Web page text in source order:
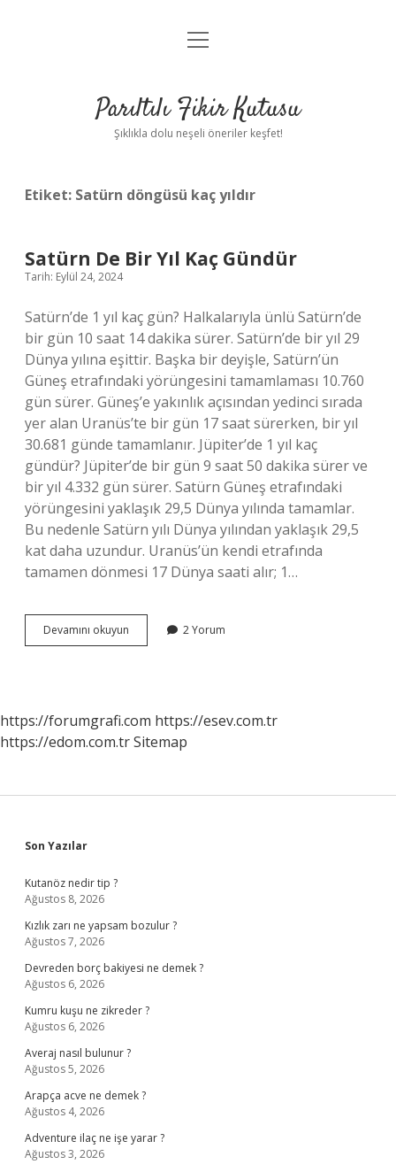
Anasayfa
Yasal Uyarı
menüyü
Parıltılı Fikir Kutusu
Şıklıkla dolu neşeli öneriler keşfet!
Etiket: Satürn döngüsü kaç yıldır
Satürn De Bir Yıl Kaç Gündür
Tarih: Eylül 24, 2024
Satürn’de 1 yıl kaç gün? Halkalarıyla ünlü Satürn’de
bir gün 10 saat 14 dakika sürer. Satürn’de bir yıl 29
Dünya yılına eşittir. Başka bir deyişle, Satürn’ün
Güneş etrafındaki yörüngesini tamamlaması 10.760
gün sürer. Güneş’e yakınlık açısından yedinci sırada
yer alan Uranüs’te bir gün 17 saat sürerken, bir yıl
30.681 günde tamamlanır. Jüpiter’de 1 yıl kaç
gündür? Jüpiter’de bir gün 9 saat 50 dakika sürer ve
bir yıl 4.332 gün sürer. Satürn Güneş etrafındaki
yörüngesini yaklaşık 29,5 Dünya yılında tamamlar.
Bu nedenle Satürn yılı Dünya yılından yaklaşık 29,5
kat daha uzundur. Uranüs’ün kendi etrafında
tamamen dönmesi 17 Dünya saati alır; 1…
Devamını okuyun
De
2 Yorum
https://forumgrafi.com https://esev.com.tr
https://edom.com.trSitemap
Sidebar
Son Yazılar
Kutanöz nedir tip ?
Ağustos 8, 2026
Kızlık zarı ne yapsam bozulur ?
Ağustos 7, 2026
Devreden borç bakiyesi ne demek ?
Ağustos 6, 2026
Kumru kuşu ne zikreder ?
Ağustos 6, 2026
Averaj nasıl bulunur ?
Ağustos 5, 2026
Arapça acve ne demek ?
Ağustos 4, 2026
Adventure ilaç ne işe yarar ?
Ağustos 3, 2026